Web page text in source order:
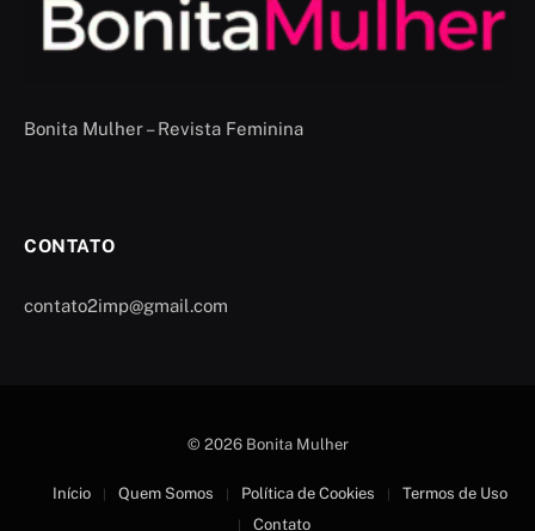
Bonita Mulher – Revista Feminina
CONTATO
contato2imp@gmail.com
© 2026 Bonita Mulher
Início Quem Somos Política de Cookies
Termos de Uso
Contato